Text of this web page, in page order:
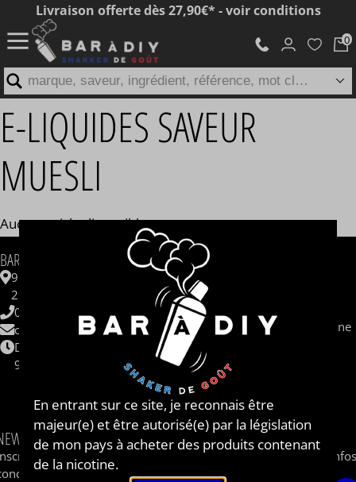
E-LIQUIDES SAVEUR
MUESLI
Aucun article disponible
BAR A DIY®
9 ZAC de Kergrist
29430 PLOUESCAT
06 62 48 62 33
contact@baradiy.com
Du lundi au vendredi
9h-12h / 14h-18h
INFORMATIONS
Contactez-nous
Questions fréquentes
CBD
Sel de nicotine / nicotine saline
Qui sommes nous ?
Le concept
Livraison
Shops et Partenaires
Parrainage
vous à notre newsletter pour recevoir les dernières
le BAR A DIY®.
En entrant sur ce site, je reconnais être
majeur(e) et être autorisé(e) par la législation
de mon pays à acheter des produits contenant
de la nicotine.
Livraison offerte dès 27,90€* - voir conditions
marque, saveur, ingrédient, référence, mot clé...